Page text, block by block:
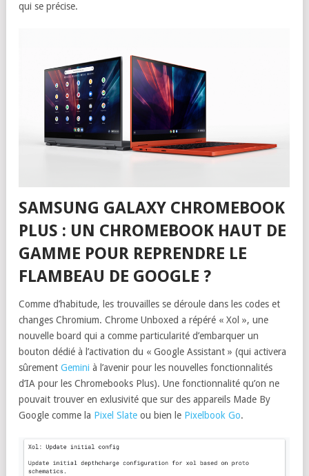
qui se précise.
SAMSUNG GALAXY CHROMEBOOK
PLUS : UN CHROMEBOOK HAUT DE
GAMME POUR REPRENDRE LE
FLAMBEAU DE GOOGLE ?
Comme d’habitude, les trouvailles se déroule dans les codes et
changes Chromium. Chrome Unboxed a répéré « Xol », une
nouvelle board qui a comme particularité d’embarquer un
bouton dédié à l’activation du « Google Assistant » (qui activera
sûrement Gemini à l’avenir pour les nouvelles fonctionnalités
d’IA pour les Chromebooks Plus). Une fonctionnalité qu’on ne
pouvait trouver en exlusivité que sur des appareils Made By
Google comme la Pixel Slate ou bien le Pixelbook Go.